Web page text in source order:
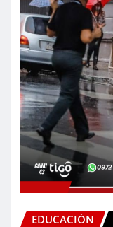
EDUCACIÓN